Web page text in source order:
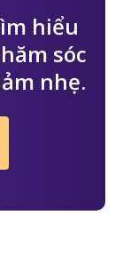
hiểu
sóc
nhẹ.